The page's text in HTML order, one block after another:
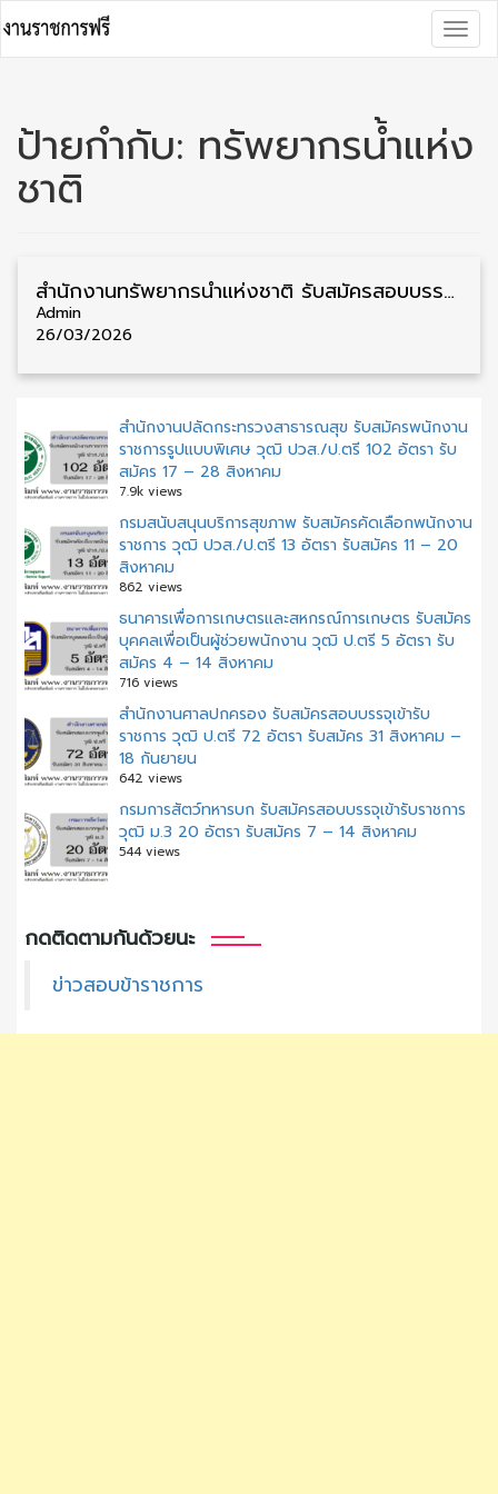
to
content
ป้ายกำกับ: ทรัพยากรน้ำแห่ง
ชาติ
สำนักงานทรัพยากรน้ำแห่งชาติ รับสมัครสอบบรรจุเข้ารับราชการ วุฒิ ป.ตรี 17 อัตรา รับสมัคร 30 มีนาคม – 23 เมษายน
Admin
26/03/2026
สำนักงานปลัดกระทรวงสาธารณสุข รับสมัครพนักงาน
ราชการรูปแบบพิเศษ วุฒิ ปวส./ป.ตรี 102 อัตรา รับ
สมัคร 17 – 28 สิงหาคม
7.9k views
กรมสนับสนุนบริการสุขภาพ รับสมัครคัดเลือกพนักงาน
ราชการ วุฒิ ปวส./ป.ตรี 13 อัตรา รับสมัคร 11 – 20
สิงหาคม
862 views
ธนาคารเพื่อการเกษตรและสหกรณ์การเกษตร รับสมัคร
บุคคลเพื่อเป็นผู้ช่วยพนักงาน วุฒิ ป.ตรี 5 อัตรา รับ
สมัคร 4 – 14 สิงหาคม
716 views
สํานักงานศาลปกครอง รับสมัครสอบบรรจุเข้ารับ
ราชการ วุฒิ ป.ตรี 72 อัตรา รับสมัคร 31 สิงหาคม –
18 กันยายน
642 views
กรมการสัตว์ทหารบก รับสมัครสอบบรรจุเข้ารับราชการ
วุฒิ ม.3 20 อัตรา รับสมัคร 7 – 14 สิงหาคม
544 views
กดติดตามกันด้วยนะ
ข่าวสอบข้าราชการ